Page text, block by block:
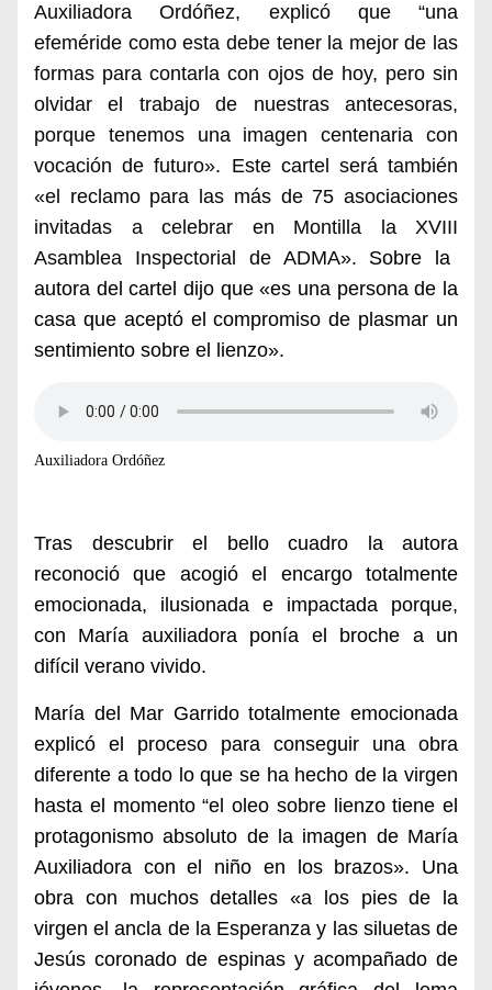
Auxiliadora Ordóñez, explicó que “una
efeméride como esta debe tener la mejor de las
formas para contarla con ojos de hoy, pero sin
olvidar el trabajo de nuestras antecesoras,
porque tenemos una imagen centenaria con
vocación de futuro». Este cartel será también
«el reclamo para las más de 75 asociaciones
invitadas a celebrar en Montilla la XVIII
Asamblea Inspectorial de ADMA». Sobre la
autora del cartel dijo que «es una persona de la
casa que aceptó el compromiso de plasmar un
sentimiento sobre el lienzo».
Auxiliadora Ordóñez
Tras descubrir el bello cuadro la autora
reconoció que acogió el encargo totalmente
emocionada, ilusionada e impactada porque,
con María auxiliadora ponía el broche a un
difícil verano vivido.
María del Mar Garrido totalmente emocionada
explicó el proceso para conseguir una obra
diferente a todo lo que se ha hecho de la virgen
hasta el momento “el oleo sobre lienzo tiene el
protagonismo absoluto de la imagen de María
Auxiliadora con el niño en los brazos». Una
obra con muchos detalles «a los pies de la
virgen el ancla de la Esperanza y las siluetas de
Jesús coronado de espinas y acompañado de